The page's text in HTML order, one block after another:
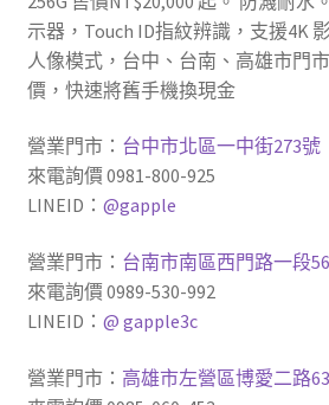
示器，Touch ID指紋辨識，支援4K
人像模式，台中、台南、高雄市門
價，快速將舊手機換現金
營業門市： 台中市北區一中街273號
來電詢價 0981-800-925
LINEID： @gapple
營業門市： 台南市南區西門路一段
來電詢價 0989-530-992
LINEID： @ gapple3c
營業門市： 高雄市左營區博愛二路